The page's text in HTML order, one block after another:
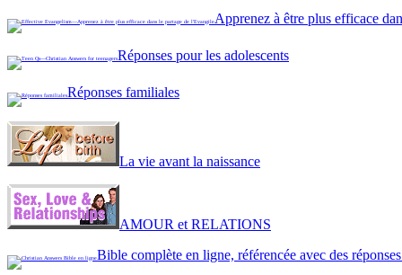
Apprenez à être plus efficace
Réponses pour les adolescents
Réponses familiales
La vie avant la naissance
AMOUR et RELATIONS
Bible complète en ligne, référencée avec des